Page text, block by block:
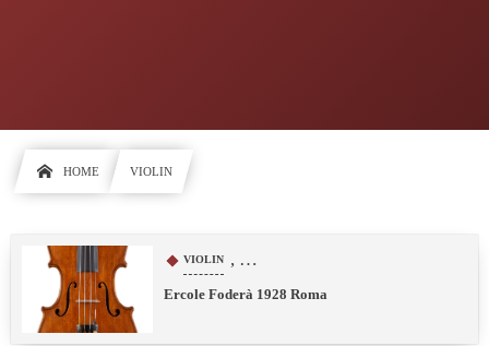
HOME VIOLIN
VIOLIN , …
Ercole Foderà 1928 Roma